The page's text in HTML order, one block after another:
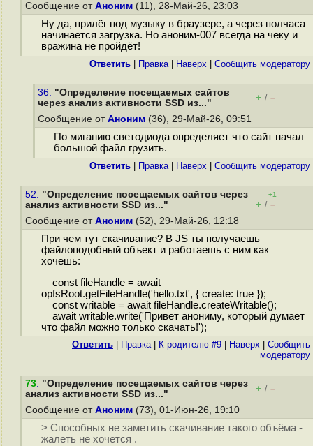
Сообщение от Аноним (11), 28-Май-26, 23:03
Ну да, прилёг под музыку в браузере, а через полчаса
начинается загрузка. Но аноним-007 всегда на чеку и
вражина не пройдёт!
Ответить Правка| Наверх Cообщить модератору
36. "Определение посещаемых сайтов
через анализ активности SSD из..."
+ / –
Сообщение от Аноним (36), 29-Май-26, 09:51
По миганию светодиода определяет что сайт начал
большой файл грузить.
Ответить Правка| Наверх Cообщить модератору
52. "Определение посещаемых сайтов через
анализ активности SSD из..."
+1
+ / –
Сообщение от Аноним (52), 29-Май-26, 12:18
При чем тут скачивание? В JS ты получаешь
файлоподобный объект и работаешь с ним как
хочешь:
const fileHandle = await
opfsRoot.getFileHandle('hello.txt', { create: true });
const writable = await fileHandle.createWritable();
await writable.write('Привет анониму, который думает
что файл можно только скачать!');
Ответить Правка| К родителю #9 Наверх
Cообщить
модератору
73. "Определение посещаемых сайтов через
анализ активности SSD из..."
+ / –
Сообщение от Аноним (73), 01-Июн-26, 19:10
> Способных не заметить скачивание такого объёма -
жалеть не хочется .